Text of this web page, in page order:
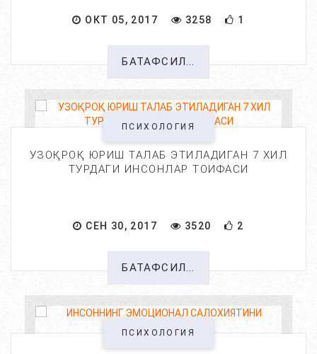
ОКТ 05, 2017 3258 1
БАТАФСИЛ...
ПСИХОЛОГИЯ
УЗОҚРОҚ ЮРИШ ТАЛАБ ЭТИЛАДИГАН 7 ХИЛ
ТУРДАГИ ИНСОНЛАР ТОИФАСИ
СЕН 30, 2017 3520 2
БАТАФСИЛ...
ПСИХОЛОГИЯ